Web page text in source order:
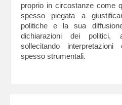
proprio in circostanze come
spesso piegata a
politiche e la sua
dichiarazioni dei politici,
sollecitando
spesso strumentali.